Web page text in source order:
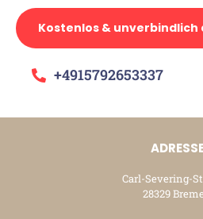
Kostenlos &
+4915792653337
Carl-Severing-
28329